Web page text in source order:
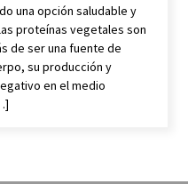
Vegano
Colombia
una opción saludable y
proteínas vegetales son
de ser una fuente de
su producción y
en el medio